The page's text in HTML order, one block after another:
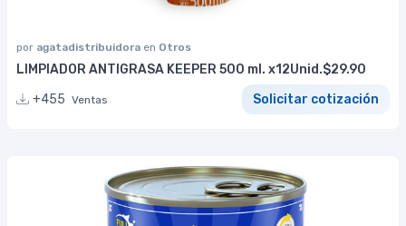
por agatadistribuidora en Otros
LIMPIADOR ANTIGRASA KEEPER 500 ml. x12Unid.$29.90
+455 Ventas Solicitar cotización